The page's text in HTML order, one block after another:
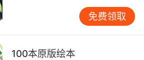
免费领取
100本原版绘本